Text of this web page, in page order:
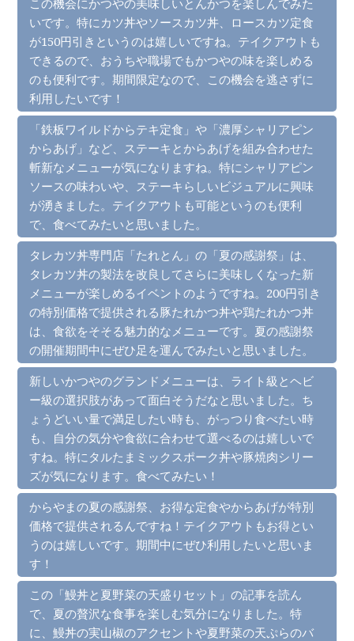
いです。特にカツ丼やソースカツ丼、ロースカツ定食
が150円引きというのは嬉しいですね。テイクアウトも
できるので、おうちや職場でもかつやの味を楽しめる
のも便利です。期間限定なので、この機会を逃さずに
利用したいです！
「鉄板ワイルドからテキ定食」や「濃厚シャリアピン
からあげ」など、ステーキとからあげを組み合わせた
斬新なメニューが気になりますね。特にシャリアピン
ソースの味わいや、ステーキらしいビジュアルに興味
が湧きました。テイクアウトも可能というのも便利
で、食べてみたいと思いました。
タレカツ丼専門店「たれとん」の「夏の感謝祭」は、
タレカツ丼の製法を改良してさらに美味しくなった新
メニューが楽しめるイベントのようですね。200円引き
の特別価格で提供される豚たれかつ丼や鶏たれかつ丼
は、食欲をそそる魅力的なメニューです。夏の感謝祭
の開催期間中にぜひ足を運んでみたいと思いました。
新しいかつやのグランドメニューは、ライト級とヘビ
ー級の選択肢があって面白そうだなと思いました。ち
ょうどいい量で満足したい時も、がっつり食べたい時
も、自分の気分や食欲に合わせて選べるのは嬉しいで
すね。特にタルたまミックスポーク丼や豚焼肉シリー
ズが気になります。食べてみたい！
からやまの夏の感謝祭、お得な定食やからあげが特別
価格で提供されるんですね！テイクアウトもお得とい
うのは嬉しいです。期間中にぜひ利用したいと思いま
す！
この「鰻丼と夏野菜の天盛りセット」の記事を読ん
で、夏の贅沢な食事を楽しむ気分になりました。特
に、鰻丼の実山椒のアクセントや夏野菜の天ぷらのバ